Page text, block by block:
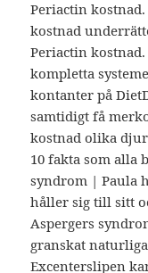
Periactin
kostnad
Periactin
kompletta
kontanter på
samtidigt få
kostnad olika
10 fakta som alla
syndrom | Paula
håller sig till sitt
Aspergers
granskat
Excenterslipen